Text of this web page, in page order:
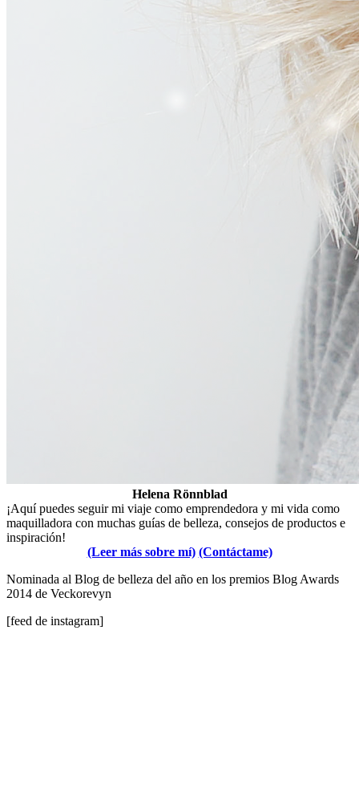
Helena Rönnblad
¡Aquí puedes seguir mi viaje como emprendedora y mi vida como
maquilladora con muchas guías de belleza, consejos de productos e
inspiración!
(Leer más sobre mí) (Contáctame)
Nominada al Blog de belleza del año en los premios Blog Awards
2014 de Veckorevyn
[feed de instagram]